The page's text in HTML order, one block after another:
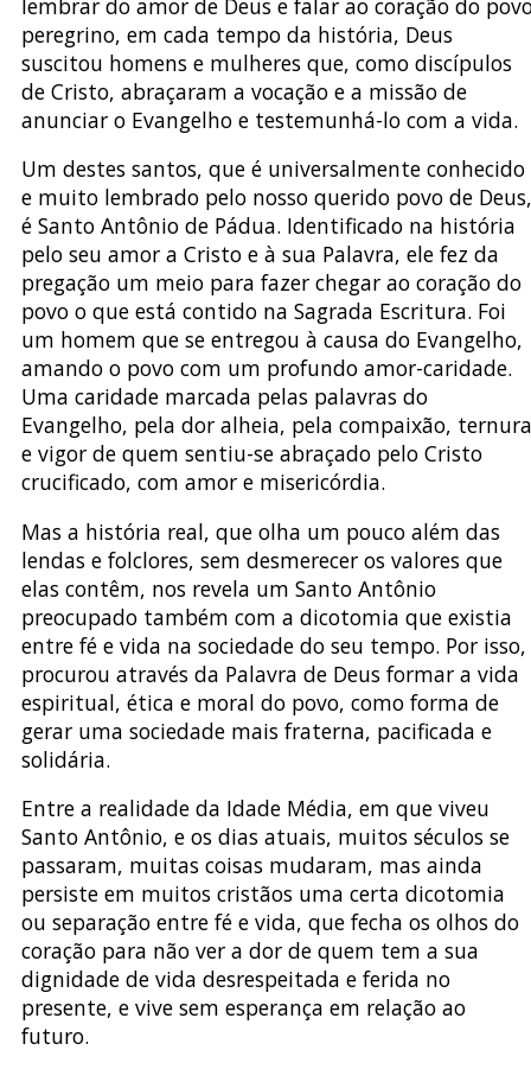
peregrino, em cada tempo da história, Deus
suscitou homens e mulheres que, como discípulos
de Cristo, abraçaram a vocação e a missão de
anunciar o Evangelho e testemunhá-lo com a vida.
Um destes santos, que é universalmente conhecido
e muito lembrado pelo nosso querido povo de Deus,
é Santo Antônio de Pádua. Identificado na história
pelo seu amor a Cristo e à sua Palavra, ele fez da
pregação um meio para fazer chegar ao coração do
povo o que está contido na Sagrada Escritura. Foi
um homem que se entregou à causa do Evangelho,
amando o povo com um profundo amor-caridade.
Uma caridade marcada pelas palavras do
Evangelho, pela dor alheia, pela compaixão, ternura
e vigor de quem sentiu-se abraçado pelo Cristo
crucificado, com amor e misericórdia.
Mas a história real, que olha um pouco além das
lendas e folclores, sem desmerecer os valores que
elas contêm, nos revela um Santo Antônio
preocupado também com a dicotomia que existia
entre fé e vida na sociedade do seu tempo. Por isso,
procurou através da Palavra de Deus formar a vida
espiritual, ética e moral do povo, como forma de
gerar uma sociedade mais fraterna, pacificada e
solidária.
Entre a realidade da Idade Média, em que viveu
Santo Antônio, e os dias atuais, muitos séculos se
passaram, muitas coisas mudaram, mas ainda
persiste em muitos cristãos uma certa dicotomia
ou separação entre fé e vida, que fecha os olhos do
coração para não ver a dor de quem tem a sua
dignidade de vida desrespeitada e ferida no
presente, e vive sem esperança em relação ao
futuro.